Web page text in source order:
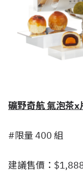
礦野奇航 氣泡茶x
#限量 400 組
建議售價：